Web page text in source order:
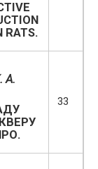
RATS.
А.
33